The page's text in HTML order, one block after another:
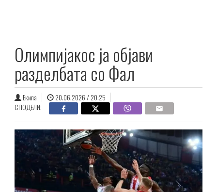
Олимпијакос ја објави
разделбата со Фал
Екипа
20.06.2026 / 20:25
СПОДЕЛИ: